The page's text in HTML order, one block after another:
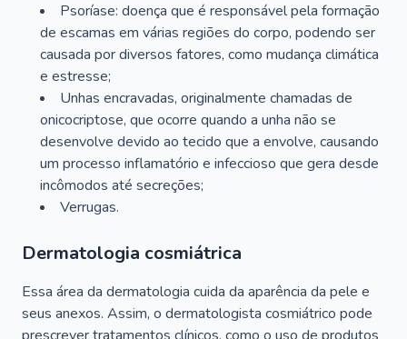
Psoríase: doença que é responsável pela formação
de escamas em várias regiões do corpo, podendo ser
causada por diversos fatores, como mudança climática
e estresse;
Unhas encravadas, originalmente chamadas de
onicocriptose, que ocorre quando a unha não se
desenvolve devido ao tecido que a envolve, causando
um processo inflamatório e infeccioso que gera desde
incômodos até secreções;
Verrugas.
Dermatologia cosmiátrica
Essa área da dermatologia cuida da aparência da pele e
seus anexos. Assim, o dermatologista cosmiátrico pode